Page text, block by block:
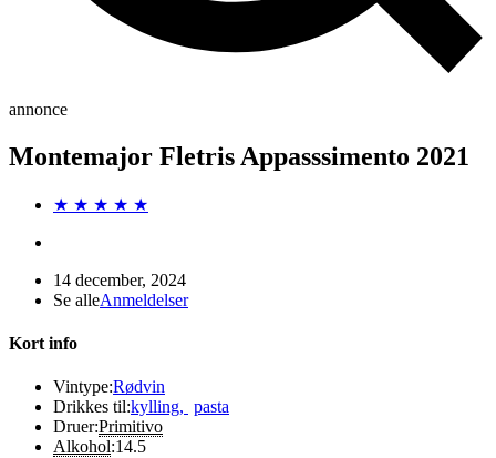
annonce
Montemajor Fletris Appasssimento 2021
★ ★ ★ ★ ★
14 december, 2024
Se alleAnmeldelser
Kort info
Vintype:Rødvin
Drikkes til:kylling, pasta
Druer:Primitivo
Alkohol:14.5